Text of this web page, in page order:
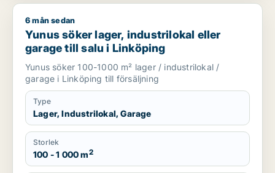
Yunus söker lager, industrilokal eller garage till salu i
6 mån sedan
Yunus söker lager, industrilokal eller
garage till salu i Linköping
Yunus söker 100-1000 m² lager / industrilokal /
garage i Linköping till försäljning
Type
Lager, Industrilokal, Garage
Storlek
100 - 1 000 m2